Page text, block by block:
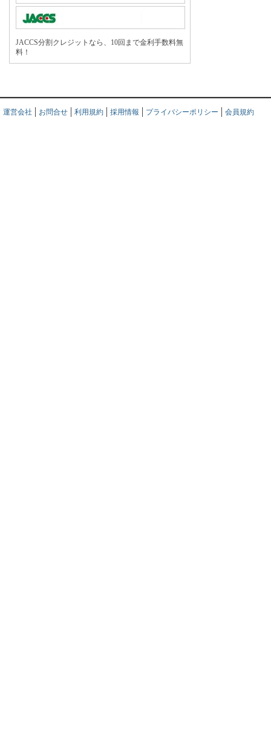
JACCS分割クレジットなら、10回まで金利手数料無
料！
運営会社 お問合せ 利用規約 採用情報 プライバシーポリシー 会員規約